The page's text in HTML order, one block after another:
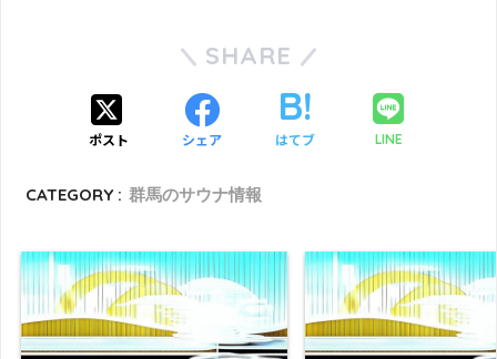
SHARE
ポスト シェア はてブ LINE
CATEGORY : 群馬のサウナ情報